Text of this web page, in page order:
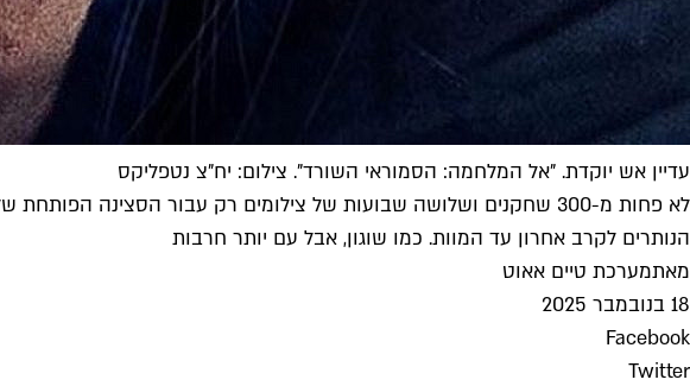
עדיין אש יוקדת. "אל המלחמה: הסמוראי השורד". צילום: יח"צ נטפליקס
לא פחות מ-300 שחקנים ושלושה שבועות של צילומים רק עבור
הנותרים לקרב אחרון עד המוות. כמו שוגון, אבל עם יותר חרבות
מאתמערכת טיים אאוט
18 בנובמבר 2025
Facebook
Twitter